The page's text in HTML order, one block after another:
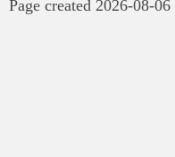
Page created 2026-08-